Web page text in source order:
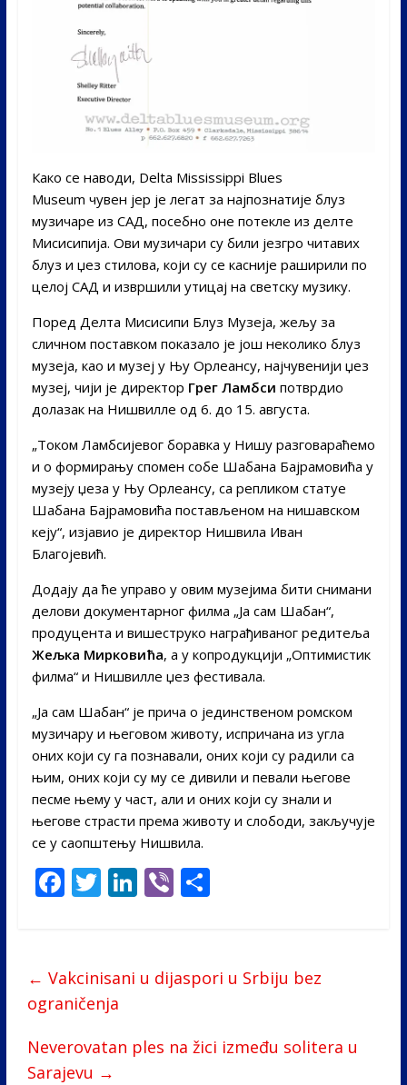
Како се наводи, Delta Mississippi Blues
Museum чувен јер је легат за најпознатије блуз
музичаре из САД, посебно оне потекле из делте
Мисисипија. Ови музичари су били језгро читавих
блуз и џез стилова, који су се касније раширили по
целој САД и извршили утицај на светску музику.
Поред Делта Мисисипи Блуз Музеја, жељу за
сличном поставком показало је још неколико блуз
музеја, као и музеј у Њу Орлеансу, најчувенији џез
музеј, чији је директор Грег Ламбси потврдио
долазак на Нишвилле од 6. до 15. августа.
„Током Ламбсијевог боравка у Нишу разговараћемо
и о формирању спомен собе Шабана Бајрамовића у
музеју џеза у Њу Орлеансу, са репликом статуе
Шабана Бајрамовића постављеном на нишавском
кеју“, изјавио је директор Нишвила Иван
Благојевић.
Додају да ће управо у овим музејима бити снимани
делови документарног филма „Ја сам Шабан“,
продуцента и вишеструко награђиваног редитеља
Жељка Мирковића, а у копродукцији „Оптимистик
филма“ и Нишвилле џез фестивала.
„Ја сам Шабан“ је прича о јединственом ромском
музичару и његовом животу, испричана из угла
оних који су га познавали, оних који су радили са
њим, оних који су му се дивили и певали његове
песме њему у част, али и оних који су знали и
његове страсти према животу и слободи, закључује
се у саопштењу Нишвила.
F
b
o
k
T
er
Li
e
Vi S
e
← Vakcinisani u dijaspori u Srbiju bez
ograničenja
Neverovatan ples na žici između solitera u
Sarajevu →